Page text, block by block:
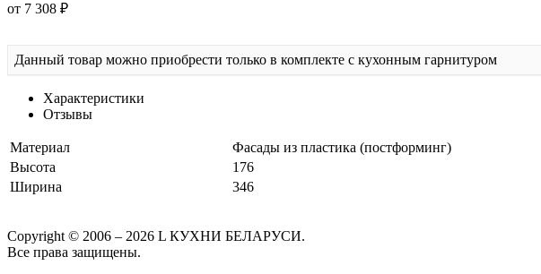
от 7 308 ₽
Данный товар можно приобрести только в комплекте с кухонным гарнитуром
Характеристики
Отзывы
Материал
Фасады из пластика (постформинг)
Высота
176
Ширина
346
Copyright © 2006 – 2026 L КУХНИ БЕЛАРУСИ.
Все права защищены.